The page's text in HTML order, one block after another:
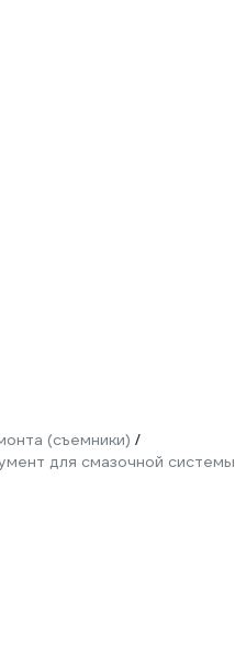
(съемники) /
для смазочной системы